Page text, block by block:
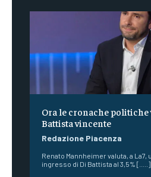
Ora le cronache
Battista vincente
Redazione Piacenza
Renato Mannheimer valuta, a
ingresso di Di Battista al 3,5% [.....]